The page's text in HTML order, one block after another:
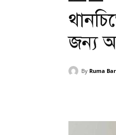
জন্য
By Ruma